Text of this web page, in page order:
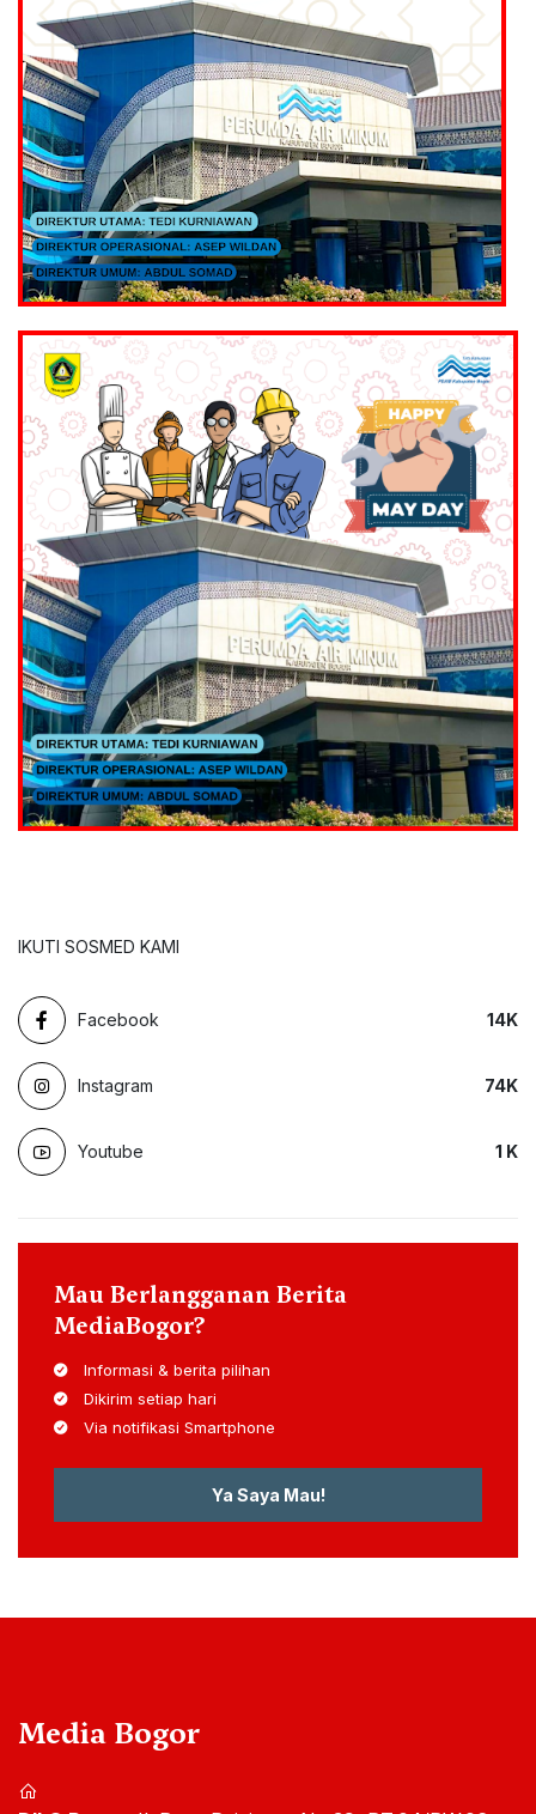
IKUTI SOSMED KAMI
Facebook 14K
Instagram 74K
Youtube 1 K
Mau Berlangganan Berita
MediaBogor?
Informasi & berita pilihan
Dikirim setiap hari
Via notifikasi Smartphone
Ya Saya Mau!
Media Bogor